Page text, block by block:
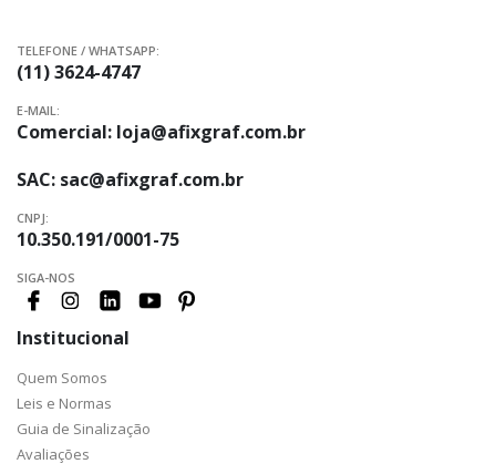
TELEFONE / WHATSAPP:
(11) 3624-4747
E-MAIL:
Comercial: loja@afixgraf.com.br
SAC: sac@afixgraf.com.br
CNPJ:
10.350.191/0001-75
SIGA-NOS
Institucional
Quem Somos
Leis e Normas
Guia de Sinalização
Avaliações